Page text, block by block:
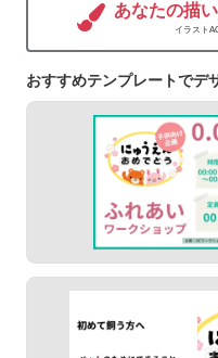
あなたの描
イラスト
おすすめテンプレートでデ